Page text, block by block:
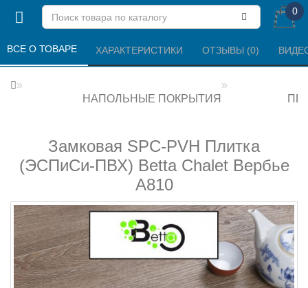
0
НАПОЛЬНЫЕ ПОКРЫТИЯ
Замковая SPC-PVH Плитка
(ЭСПиСи-ПВХ) Betta Chalet Вербье
А810
ВСЕ О ТОВАРЕ ХАРАКТЕРИСТИКИ ОТЗЫВЫ (0)